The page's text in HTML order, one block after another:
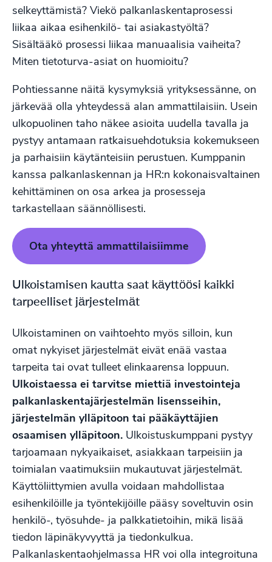
selkeyttämistä? Viekö palkanlaskentaprosessi
liikaa aikaa esihenkilö- tai asiakastyöltä?
Sisältääkö prosessi liikaa manuaalisia vaiheita?
Miten tietoturva-asiat on huomioitu?
Pohtiessanne näitä kysymyksiä yrityksessänne, on
järkevää olla yhteydessä alan ammattilaisiin. Usein
ulkopuolinen taho näkee asioita uudella tavalla ja
pystyy antamaan ratkaisuehdotuksia kokemukseen
ja parhaisiin käytänteisiin perustuen. Kumppanin
kanssa palkanlaskennan ja HR:n kokonaisvaltainen
kehittäminen on osa arkea ja prosesseja
tarkastellaan säännöllisesti.
Ota yhteyttä ammattilaisiimme
Ulkoistamisen kautta saat käyttöösi kaikki
tarpeelliset järjestelmät
Ulkoistaminen on vaihtoehto myös silloin, kun
omat nykyiset järjestelmät eivät enää vastaa
tarpeita tai ovat tulleet elinkaarensa loppuun.
Ulkoistaessa ei tarvitse miettiä investointeja
palkanlaskentajärjestelmän lisensseihin,
järjestelmän ylläpitoon tai pääkäyttäjien
osaamisen ylläpitoon. Ulkoistuskumppani pystyy
tarjoamaan nykyaikaiset, asiakkaan tarpeisiin ja
toimialan vaatimuksiin mukautuvat järjestelmät.
Käyttöliittymien avulla voidaan mahdollistaa
esihenkilöille ja työntekijöille pääsy soveltuvin osin
henkilö-, työsuhde- ja palkkatietoihin, mikä lisää
tiedon läpinäkyvyyttä ja tiedonkulkua.
Palkanlaskentaohjelmassa HR voi olla integroituna